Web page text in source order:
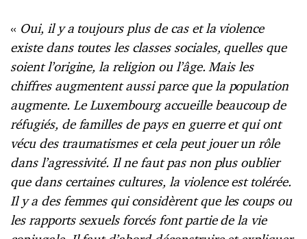
« Oui, il y a toujours plus de cas et la violence
existe dans toutes les classes sociales, quelles que
soient l’origine, la religion ou l’âge. Mais les
chiffres augmentent aussi parce que la population
augmente. Le Luxembourg accueille beaucoup de
réfugiés, de familles de pays en guerre et qui ont
vécu des traumatismes et cela peut jouer un rôle
dans l’agressivité. Il ne faut pas non plus oublier
que dans certaines cultures, la violence est tolérée.
Il y a des femmes qui considèrent que les coups ou
les rapports sexuels forcés font partie de la vie